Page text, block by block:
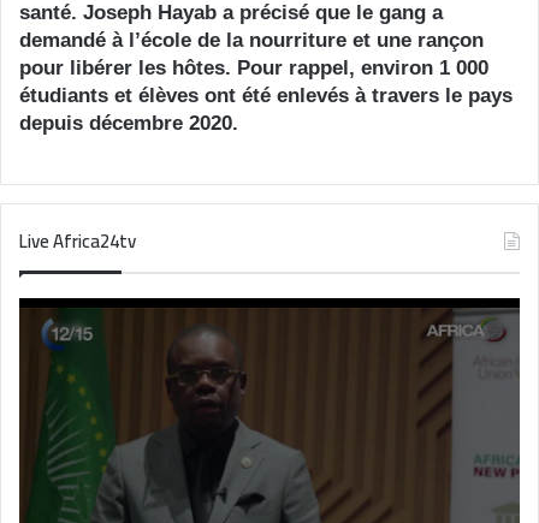
santé. Joseph Hayab a précisé que le gang a
demandé à l’école de la nourriture et une rançon
pour libérer les hôtes. Pour rappel, environ 1 000
étudiants et élèves ont été enlevés à travers le pays
depuis décembre 2020.
Live Africa24tv